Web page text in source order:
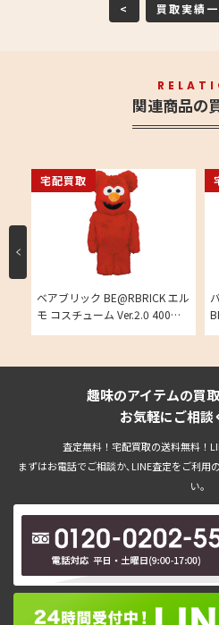
< 買取実績
関連商品の
ベアブリック BE@RBRICK エル
モ コスチューム Ver.2.0 400％
宅配買取
趣味のアイテムの買
お気軽にご相談
査定無料！宅配買取の送料無料！
まずはお電話でご相談か､LINE査定をご利用
い。